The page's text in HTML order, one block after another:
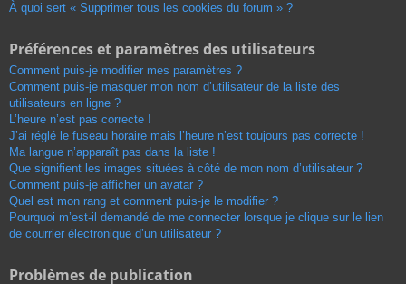
À quoi sert « Supprimer tous les cookies du forum » ?
Préférences et paramètres des utilisateurs
Comment puis-je modifier mes paramètres ?
Comment puis-je masquer mon nom d’utilisateur de la liste des
utilisateurs en ligne ?
L’heure n’est pas correcte !
J’ai réglé le fuseau horaire mais l’heure n’est toujours pas correcte !
Ma langue n’apparaît pas dans la liste !
Que signifient les images situées à côté de mon nom d’utilisateur ?
Comment puis-je afficher un avatar ?
Quel est mon rang et comment puis-je le modifier ?
Pourquoi m’est-il demandé de me connecter lorsque je clique sur le lien
de courrier électronique d’un utilisateur ?
Problèmes de publication